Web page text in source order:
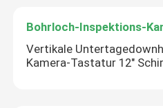
Bohrloch-Inspektions-
Vertikale
Kamera-Tastatur 12"